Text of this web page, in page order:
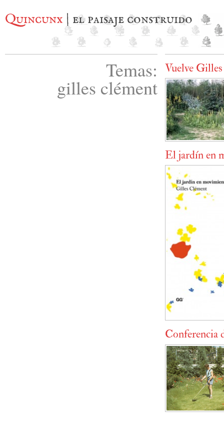
Quincunx | el paisaje construido
Temas:
gilles clément
Vuelve
El jardín en
Conferencia